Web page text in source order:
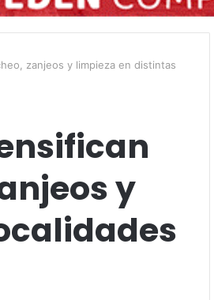
zanjeos y limpieza en distintas
y